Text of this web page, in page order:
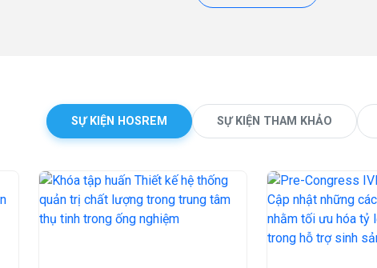
SỰ KIỆN HOSREM SỰ KIỆN THAM KHẢO